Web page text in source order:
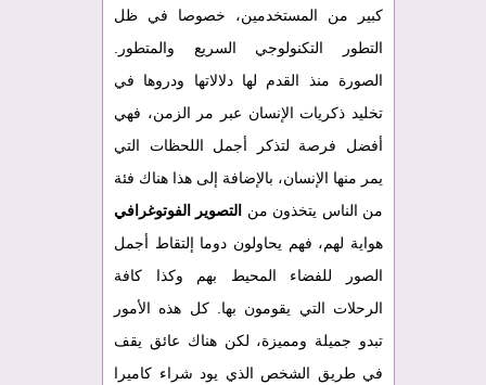
كبير من المستخدمين، خصوصا في ظل
التطور التكنولوجي السريع والمتطور.
الصورة منذ القدم لها دلالاتها ودروها في
تخليد ذكريات الإنسان عبر مر الزمن، فهي
أفضل فرصة لتذكر أجمل اللحظات التي
يمر منها الإنسان، بالإضافة إلى هذا هناك فئة
من الناس يتخذون من
التصوير الفوتوغرافي
هواية لهم، فهم يحاولون دوما إلتقاط أجمل
الصور للفضاء المحيط بهم وكذا كافة
الرحلات التي يقومون بها. كل هذه الأمور
تبدو جميلة ومميزة، لكن هناك عائق يقف
في طريق الشخص الذي يود شراء كاميرا